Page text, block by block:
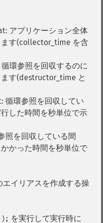
アプリケーション全体
す(collector_time を含
循環参照を回収するのに
す(destructor_time と
循環参照を回収してい
した時間を秒単位で示
照を回収している間
かった時間を秒単位で
エイリアスを作成する操
を実行して実行時に